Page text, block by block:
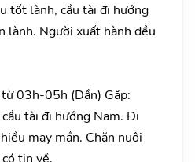
tốt lành, cầu tài đi hướng
lành. Người xuất hành đều
03h-05h (Dần) Gặp:
tài đi hướng Nam. Đi
may mắn. Chăn nuôi